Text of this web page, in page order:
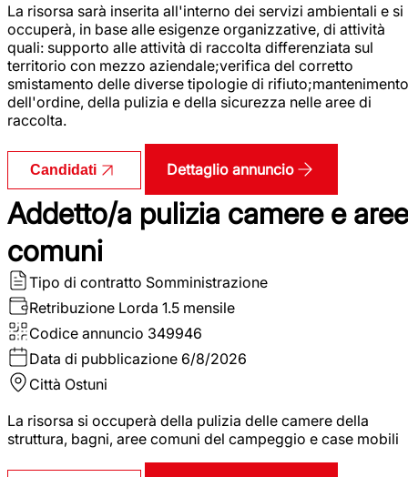
La risorsa sarà inserita all'interno dei servizi ambientali e si
occuperà, in base alle esigenze organizzative, di attività
quali: supporto alle attività di raccolta differenziata sul
territorio con mezzo aziendale;verifica del corretto
smistamento delle diverse tipologie di rifiuto;mantenimento
dell'ordine, della pulizia e della sicurezza nelle aree di
raccolta.
Candidati Dettaglio annuncio
Addetto/a pulizia camere e aree
comuni
Tipo di contratto Somministrazione
Retribuzione Lorda 1.5 mensile
Codice annuncio 349946
Data di pubblicazione 6/8/2026
Città Ostuni
La risorsa si occuperà della pulizia delle camere della
struttura, bagni, aree comuni del campeggio e case mobili